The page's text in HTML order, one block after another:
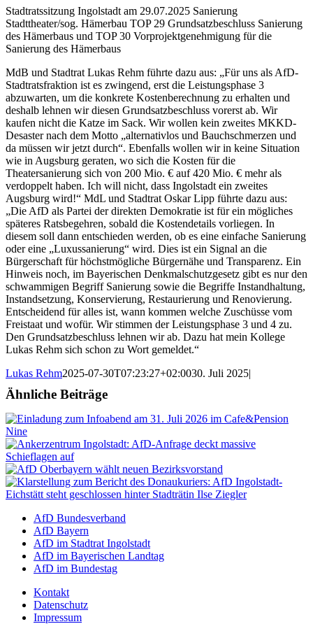
Stadtratssitzung Ingolstadt am 29.07.2025 Sanierung
Stadttheater/sog. Hämerbau TOP 29 Grundsatzbeschluss Sanierung
des Hämerbaus und TOP 30 Vorprojektgenehmigung für die
Sanierung des Hämerbaus
MdB und Stadtrat Lukas Rehm führte dazu aus: „Für uns als AfD-
Stadtratsfraktion ist es zwingend, erst die Leistungsphase 3
abzuwarten, um die konkrete Kostenberechnung zu erhalten und
deshalb lehnen wir diesen Grundsatzbeschluss vorerst ab. Wir
kaufen nicht die Katze im Sack. Wir wollen kein zweites MKKD-
Desaster nach dem Motto „alternativlos und Bauchschmerzen und
da müssen wir jetzt durch“. Ebenfalls wollen wir in keine Situation
wie in Augsburg geraten, wo sich die Kosten für die
Theatersanierung sich von 200 Mio. € auf 420 Mio. € mehr als
verdoppelt haben. Ich will nicht, dass Ingolstadt ein zweites
Augsburg wird!“ MdL und Stadtrat Oskar Lipp führte dazu aus:
„Die AfD als Partei der direkten Demokratie ist für ein mögliches
späteres Ratsbegehren, sobald die Kostendetails vorliegen. In
diesem soll dann entschieden werden, ob es eine einfache Sanierung
oder eine „Luxussanierung“ wird. Dies ist ein Signal an die
Bürgerschaft für höchstmögliche Bürgernähe und Transparenz. Ein
Hinweis noch, im Bayerischen Denkmalschutzgesetz gibt es nur den
schwammigen Begriff Sanierung sowie die Begriffe Instandhaltung,
Instandsetzung, Konservierung, Restaurierung und Renovierung.
Entscheidend für alles ist, wann kommen welche Zuschüsse vom
Freistaat und wofür. Wir stimmen der Leistungsphase 3 und 4 zu.
Den Grundsatzbeschluss lehnen wir ab. Dazu hat mein Kollege
Lukas Rehm sich schon zu Wort gemeldet.“
Lukas Rehm2025-07-30T07:23:27+02:0030. Juli 2025|
Ähnliche Beiträge
AfD Bundesverband
AfD Bayern
AfD im Stadtrat Ingolstadt
AfD im Bayerischen Landtag
AfD im Bundestag
Kontakt
Datenschutz
Impressum